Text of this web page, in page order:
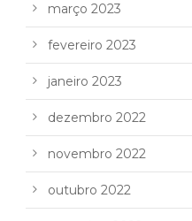
março 2023
fevereiro 2023
janeiro 2023
dezembro 2022
novembro 2022
outubro 2022